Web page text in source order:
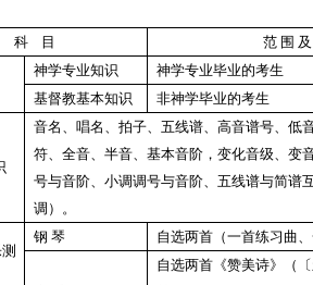
科 目 范 围 及
神学专业知识
神学专业毕业的考生
基督教基本知识
非神学毕业的考生
音名、唱名、拍子、五线谱、高音谱号、低
符、全音、半音、基本音阶，变化音级、变
号与音阶、小调调号与音阶、五线谱与简谱
调）。
钢 琴 自选两首（一首练习曲
自选两首《赞美诗》（